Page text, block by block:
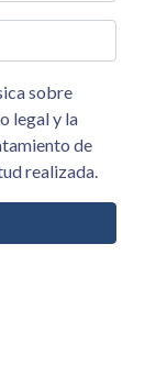
realizada.